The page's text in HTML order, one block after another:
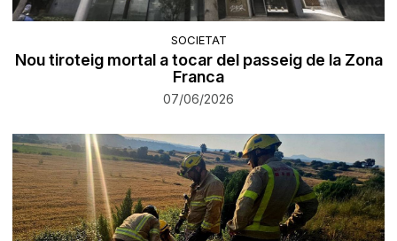
SOCIETAT
Nou tiroteig mortal a tocar del passeig de la Zona
Franca
07/06/2026